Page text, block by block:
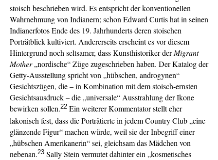
stoisch beschrieben wird. Es entspricht der konventionellen
Wahrnehmung von Indianern; schon Edward Curtis hat in seinen
Indianerfotos Ende des 19. Jahrhunderts deren stoischen
Porträtblick kultiviert. Andererseits erscheint es vor diesem
Hintergrund noch seltsamer, dass Kunsthistoriker derMigrant
Mother„nordische“ Züge zugeschrieben haben. Der Katalog der
Getty-Ausstellung spricht von „hübschen, androgynen“
Gesichtszügen, die – in Kombination mit dem stoisch-ernsten
Gesichtsausdruck – die „universale“ Ausstrahlung der Ikone
bewirken sollen.22 Ein weiterer Kommentator stellt eher
lakonisch fest, dass die Porträtierte in jedem Country Club „eine
glänzende Figur“ machen würde, weil sie der Inbegriff einer
„hübschen Amerikanerin“ sei, gleichsam das Mädchen von
nebenan.23 Sally Stein vermutet dahinter ein „kosmetisches